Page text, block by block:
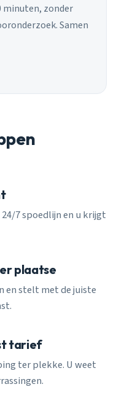
minuten, zonder
Samen
7 spoedlijn en u krijgt
plaatse
en stelt met de juiste
tarief
ter plekke. U weet